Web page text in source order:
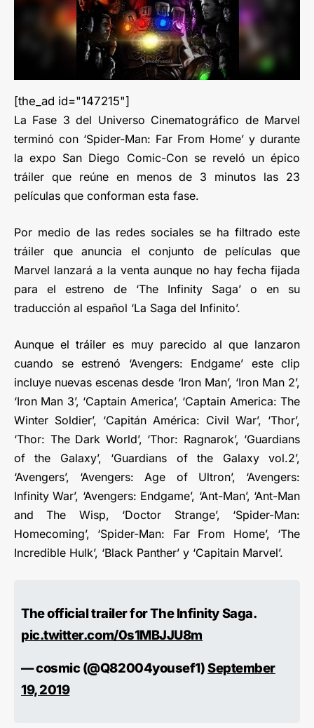
[the_ad id="147215"]
La Fase 3 del Universo Cinematográfico de Marvel
terminó con ‘Spider-Man: Far From Home’ y durante
la expo San Diego Comic-Con se reveló un épico
tráiler que reúne en menos de 3 minutos las 23
películas que conforman esta fase.
Por medio de las redes sociales se ha filtrado este
tráiler que anuncia el conjunto de películas que
Marvel lanzará a la venta aunque no hay fecha fijada
para el estreno de ‘The Infinity Saga’ o en su
traducción al español ‘La Saga del Infinito’.
Aunque el tráiler es muy parecido al que lanzaron
cuando se estrenó ‘Avengers: Endgame’ este clip
incluye nuevas escenas desde ‘Iron Man’, ‘Iron Man 2’,
‘Iron Man 3’, ‘Captain America’, ‘Captain America: The
Winter Soldier’, ‘Capitán América: Civil War’, ‘Thor’,
‘Thor: The Dark World’, ‘Thor: Ragnarok’, ‘Guardians
of the Galaxy’, ‘Guardians of the Galaxy vol.2’,
‘Avengers’, ‘Avengers: Age of Ultron’, ‘Avengers:
Infinity War’, ‘Avengers: Endgame’, ‘Ant-Man’, ‘Ant-Man
and The Wisp, ‘Doctor Strange’, ‘Spider-Man:
Homecoming’, ‘Spider-Man: Far From Home’, ‘The
Incredible Hulk’, ‘Black Panther’ y ‘Capitain Marvel’.
The official trailer for The Infinity Saga.
pic.twitter.com/0s1MBJJU8m
— cosmic (@Q82004yousef1)September
19, 2019